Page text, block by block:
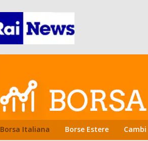
Borsa Italiana Borse Estere Cambi